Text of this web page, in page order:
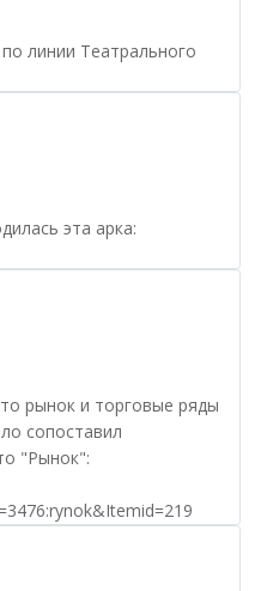
линии Театрального
эта арка:
рынок и торговые ряды
сопоставил
"Рынок":